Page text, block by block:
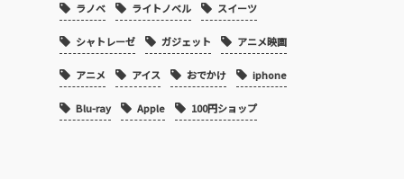
ラノベ ライトノベル スイーツ
シャトレーゼ ガジェット アニメ映画
アニメ アイス おでかけ iphone
Blu-ray Apple 100円ショップ